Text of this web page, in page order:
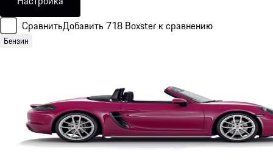
СравнитьДобавить 718 Boxster к сравнению
Бензин